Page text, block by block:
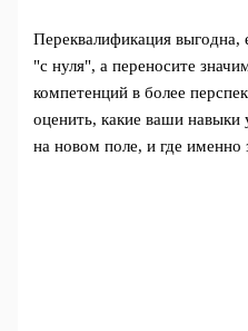
Переквалификация выгодна,
"с нуля", а переносите
компетенций в более
оценить, какие ваши навыки
на новом поле, и где именно